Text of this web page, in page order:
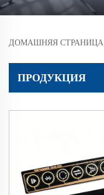
ДОМАШНЯЯ СТРАНИЦА
ПРОДУКЦИЯ